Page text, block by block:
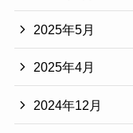
2025年5月
2025年4月
2024年12月